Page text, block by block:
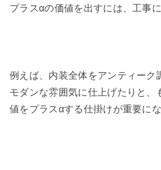
プラスαの価値を出すには、工事
例えば、内装全体をアンティーク
モダンな雰囲気に仕上げたりと、
値をプラスαする仕掛けが重要にな